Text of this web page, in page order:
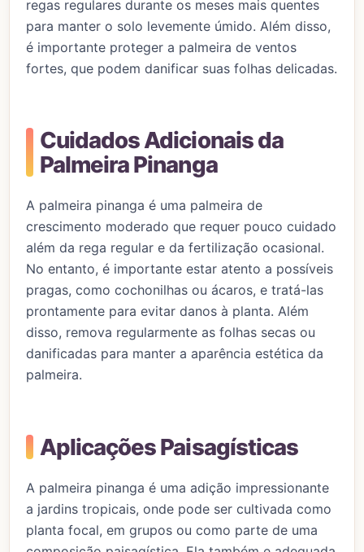
regas regulares durante os meses mais quentes
para manter o solo levemente úmido. Além disso,
é importante proteger a palmeira de ventos
fortes, que podem danificar suas folhas delicadas.
Cuidados Adicionais da
Palmeira Pinanga
A palmeira pinanga é uma palmeira de
crescimento moderado que requer pouco cuidado
além da rega regular e da fertilização ocasional.
No entanto, é importante estar atento a possíveis
pragas, como cochonilhas ou ácaros, e tratá-las
prontamente para evitar danos à planta. Além
disso, remova regularmente as folhas secas ou
danificadas para manter a aparência estética da
palmeira.
Aplicações Paisagísticas
A palmeira pinanga é uma adição impressionante
a jardins tropicais, onde pode ser cultivada como
planta focal, em grupos ou como parte de uma